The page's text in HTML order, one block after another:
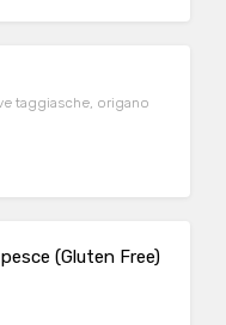
taggiasche, origano
(Gluten Free)